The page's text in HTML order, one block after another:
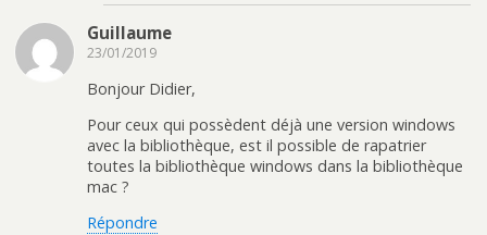
Guillaume
23/01/2019
Bonjour Didier,
Pour ceux qui possèdent déjà une version windows
avec la bibliothèque, est il possible de rapatrier
toutes la bibliothèque windows dans la bibliothèque
mac ?
Répondre